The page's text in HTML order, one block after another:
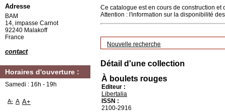
Ce catalogue est en cours de construction
Attention : l'information sur la disponibilité
Nouvelle recherche
Détail d'une collection
À boulets rouges
Editeur :
Libertalia
ISSN :
2100-2916
Adresse
BAM
14, impasse Carnot
92240 Malakoff
France
contact
Horaires d'ouverture :
Samedi : 16h - 19h
A- A A+